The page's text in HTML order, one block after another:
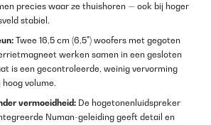
precies waar ze thuishoren — ook bij hoger
stabiel.
Twee 16,5 cm (6,5") woofers met gegoten
werken samen in een gesloten
is een gecontroleerde, weinig vervorming
hoog volume.
vermoeidheid: De hogetonenluidspreker
Numan-geleiding geeft detail en